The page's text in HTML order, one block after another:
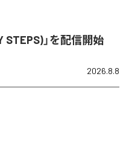
STEPS)」を配信開始
2026.8.8